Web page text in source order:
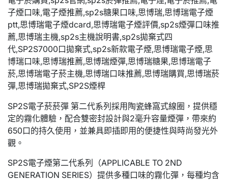
SP2S電子菸菸彈 第二代系列採用陶瓷蜂窩式線圈，提供穩
定的霧化體驗，配合雙密封設計與2毫升容量煙彈，帶來約
650口的持久使用，並兼具即插即用的便捷性與時尚發光外
觀。
SP2S電子煙第二代系列（APPLICABLE TO 2ND
GENERATION SERIES）提供多種口味的霧化彈，每種均含